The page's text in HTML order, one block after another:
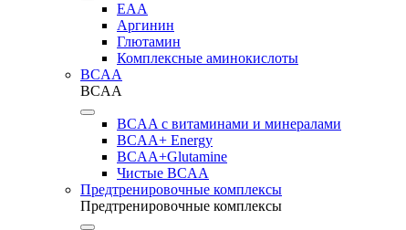
EAA
Аргинин
Глютамин
Комплексные аминокислоты
BCAA
BCAA
BCAA с витаминами и минералами
BCAA+ Energy
BCAA+Glutamine
Чистые BCAA
Предтренировочные комплексы
Предтренировочные комплексы